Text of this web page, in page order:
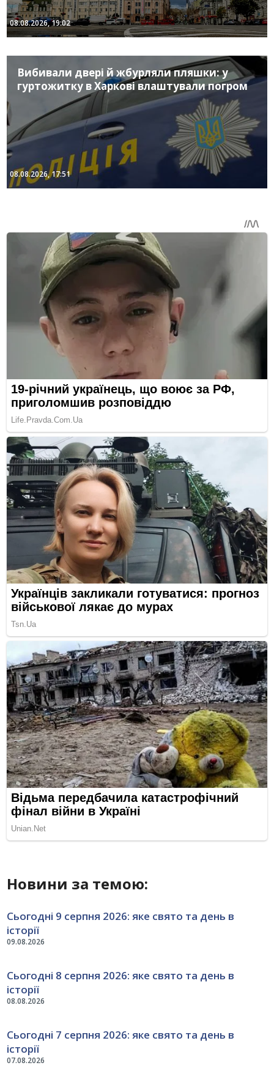
08.08.2026, 19:02
Вибивали двері й жбурляли пляшки: у
гуртожитку в Харкові влаштували погром
08.08.2026, 17:51
Новини за темою:
09.08.2026
Сьогодні 9 серпня 2026: яке свято та день в
історії
08.08.2026
Сьогодні 8 серпня 2026: яке свято та день в
історії
07.08.2026
Сьогодні 7 серпня 2026: яке свято та день в
історії